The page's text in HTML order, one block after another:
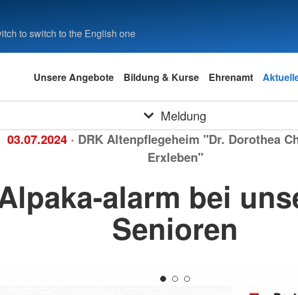
to switch to the English one
Unsere Angebote Bildung & Kurse Ehrenamt
Meldung
03.07.2024 · DRK Altenpflegeheim "Dr. Dorothea
Erxleben"
alarm bei
Senioren